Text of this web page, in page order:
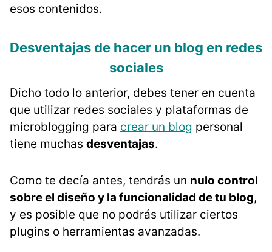
esos contenidos.
Desventajas de hacer un blog en redes
sociales
Dicho todo lo anterior, debes tener en cuenta
que utilizar redes sociales y plataformas de
microblogging para crear un blog personal
tiene muchas desventajas.
Como te decía antes, tendrás un nulo control
sobre el diseño y la funcionalidad de tu blog,
y es posible que no podrás utilizar ciertos
plugins o herramientas avanzadas.